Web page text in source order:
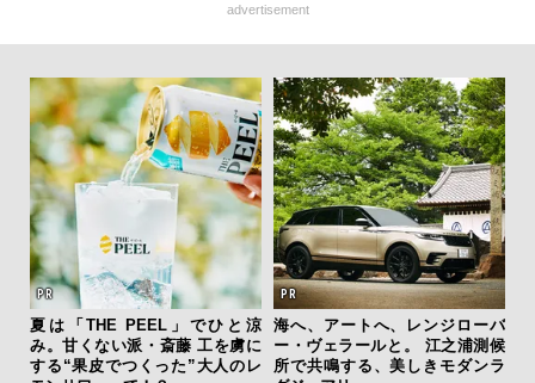
advertisement
夏は「THE PEEL」でひと涼
み。甘くない派・斎藤 工を虜に
する“果皮でつくった”大人のレ
海へ、アートへ、レンジローバ
ー・ヴェラールと。 江之浦測候
所で共鳴する、美しきモダンラ